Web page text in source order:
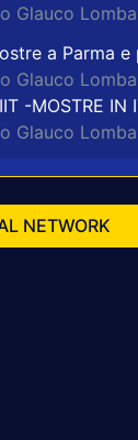
Glauco
a Parma e
Glauco
-MOSTRE IN
Glauco
NETWORK